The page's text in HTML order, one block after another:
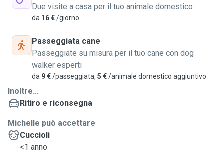
Due visite a casa per il tuo animale domestico
da 16 €/giorno
Passeggiata cane
Passeggiate su misura per il tuo cane con dog
walker esperti
da 9 €/passeggiata, 5 €/animale domestico aggiuntivo
Inoltre...
Ritiro e riconsegna
Michelle può accettare
Cuccioli
<1 anno